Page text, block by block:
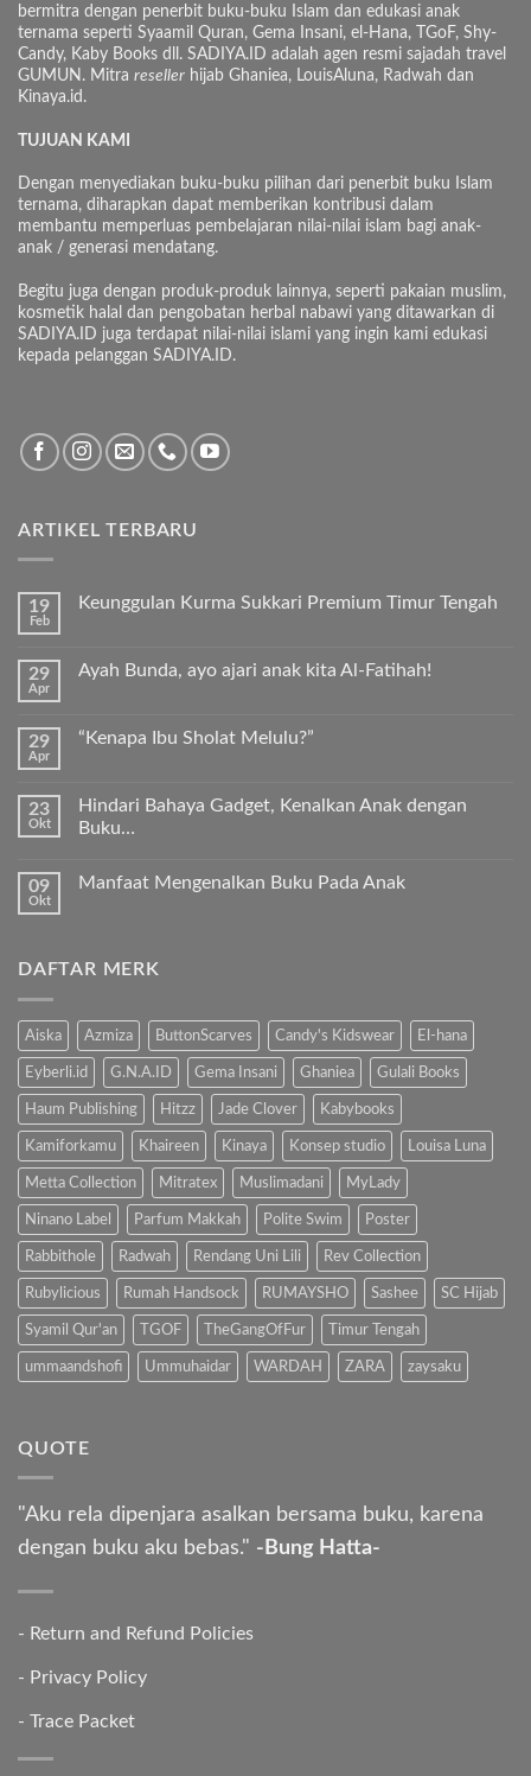
bermitra dengan penerbit buku-buku Islam dan edukasi anak
ternama seperti Syaamil Quran, Gema Insani, el-Hana, TGoF, Shy-
Candy, Kaby Books dll. SADIYA.ID adalah agen resmi sajadah travel
GUMUN. Mitra reseller hijab Ghaniea, LouisAluna, Radwah dan
Kinaya.id.
TUJUAN KAMI
Dengan menyediakan buku-buku pilihan dari penerbit buku Islam
ternama, diharapkan dapat memberikan kontribusi dalam
membantu memperluas pembelajaran nilai-nilai islam bagi anak-
anak / generasi mendatang.
Begitu juga dengan produk-produk lainnya, seperti pakaian muslim,
kosmetik halal dan pengobatan herbal nabawi yang ditawarkan di
SADIYA.ID juga terdapat nilai-nilai islami yang ingin kami edukasi
kepada pelanggan SADIYA.ID.
ARTIKEL TERBARU
19
Feb
Keunggulan Kurma Sukkari Premium Timur Tengah
pada
Premium
29
Apr
Ayah Bunda, ayo ajari anak kita Al-Fatihah!
komentar
pada
ajari
anak
kita
29
Apr
“Kenapa Ibu Sholat Melulu?”
pada
“Kenapa
23
Okt
Hindari Bahaya Gadget, Kenalkan Anak dengan
Buku…
komentar
Kenalkan
Anak
09
Okt
Manfaat Mengenalkan Buku Pada Anak
Manfaat
Anak
DAFTAR MERK
Aiska Azmiza ButtonScarves Candy's Kidswear El-hana
Eyberli.id G.N.A.ID Gema Insani Ghaniea Gulali Books
Haum Publishing Hitzz Jade Clover Kabybooks
Kamiforkamu Khaireen Kinaya Konsep studio Louisa Luna
Metta Collection Mitratex Muslimadani MyLady
Ninano Label Parfum Makkah Polite Swim Poster
Rabbithole Radwah Rendang Uni Lili Rev Collection
Rubylicious Rumah Handsock RUMAYSHO Sashee SC Hijab
Syamil Qur'an TGOF TheGangOfFur Timur Tengah
ummaandshofi Ummuhaidar WARDAH ZARA zaysaku
QUOTE
"Aku rela dipenjara asalkan bersama buku, karena
dengan buku aku bebas." -Bung Hatta-
- Return and Refund Policies
- Privacy Policy
- Trace Packet